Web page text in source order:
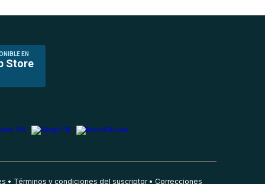
EN
Store
Términos y condiciones del suscriptor Correcciones